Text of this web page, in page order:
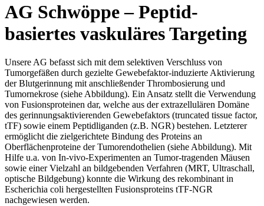
AG Schwöppe – Peptid-
basiertes vaskuläres Targeting
Unsere AG befasst sich mit dem selektiven Verschluss von
Tumorgefäßen durch gezielte Gewebefaktor-induzierte Aktivierung
der Blutgerinnung mit anschließender Thrombosierung und
Tumornekrose (siehe Abbildung). Ein Ansatz stellt die Verwendung
von Fusionsproteinen dar, welche aus der extrazellulären Domäne
des gerinnungsaktivierenden Gewebefaktors (truncated tissue factor,
tTF) sowie einem Peptidliganden (z.B. NGR) bestehen. Letzterer
ermöglicht die zielgerichtete Bindung des Proteins an
Oberflächenproteine der Tumorendothelien (siehe Abbildung). Mit
Hilfe u.a. von In-vivo-Experimenten an Tumor-tragenden Mäusen
sowie einer Vielzahl an bildgebenden Verfahren (MRT, Ultraschall,
optische Bildgebung) konnte die Wirkung des rekombinant in
Escherichia coli hergestellten Fusionsproteins tTF-NGR
nachgewiesen werden.